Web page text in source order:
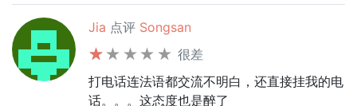
Jia 点评 Songsan
很差
打电话连法语都交流不明白，还直接挂我的电
话。。。这态度也是醉了